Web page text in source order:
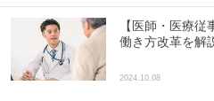
【医師・医療
働き方改革を解
2024.10.08